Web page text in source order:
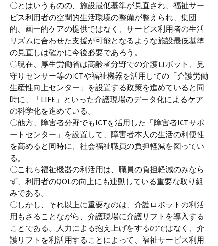
〇とはいうものの、施設最低基準が見直され、福祉サー
ビス利用者の空間的生活環境の整備が整えられ、集団
的、画一的ケアの提供ではなく、サービス利用者の生活
リズムに合わせた支援が可能となるような施設最低基準
の見直しは確かに今後必要であろう。
〇現在、厚生労働省は高齢者分野での介護ロボット、見
守りセンサー等のICTや福祉機器を活用しての「介護労働
生産性向上センター」を設置する政策を進めていると同
時に、「LIFE」といった介護現場のデータ化によるケア
の科学化を進めている。
〇他方、障害者分野でもICTを活用した「障害者ICTサポ
ートセンター」を設置して、障害者本人の生活の利便性
を高めると同時に、社会福祉職員の負担軽減を図ってい
る。
〇これら福祉機器の利活用は、職員の負担軽減のみなら
ず、利用者のQOLの向上にも連動している重要な取り組
みである。
〇しかし、それ以上に重要なのは、介護ロボットの利活
用もさることながら、介護現場に介護リフトを導入する
ことである。人力による抱え上げをするのではなく、介
護リフトを利活用することによって、福祉サービス利用